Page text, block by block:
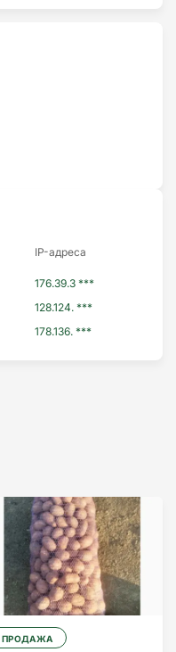
IP-адресa
176.39.3 ***
128.124. ***
178.136. ***
ПРОДАЖА